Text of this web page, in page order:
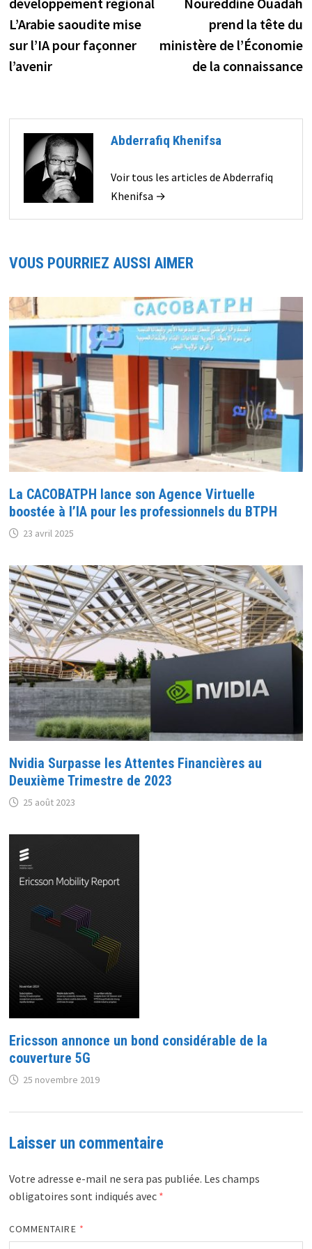
L’Arabie saoudite mise
sur l’IA pour façonner
l’avenir
prend la tête du
ministère de l’Économie
de la connaissance
Abderrafiq Khenifsa
Voir tous les articles de Abderrafiq
Khenifsa →
VOUS POURRIEZ AUSSI AIMER
La CACOBATPH lance son Agence Virtuelle
boostée à l’IA pour les professionnels du BTPH
23 avril 2025
Nvidia Surpasse les Attentes Financières au
Deuxième Trimestre de 2023
25 août 2023
Ericsson annonce un bond considérable de la
couverture 5G
25 novembre 2019
Laisser un commentaire
Votre adresse e-mail ne sera pas publiée. Les champs
obligatoires sont indiqués avec *
COMMENTAIRE *